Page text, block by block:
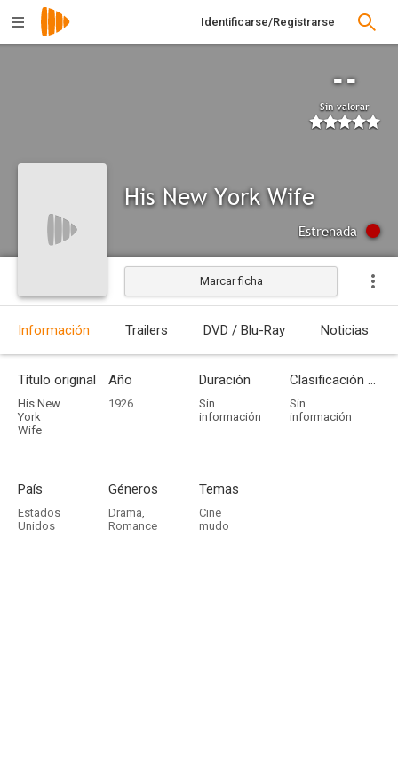
Identificarse/Registrarse
--
Sin valorar
His New York Wife
Estrenada
Marcar ficha
Información Trailers DVD / Blu-Ray Noticias
Título original
His New
York
Wife
Año
1926
Duración
Sin
información
Clasificación por edades
Sin
información
País
Estados
Unidos
Géneros
Drama,
Romance
Temas
Cine
mudo